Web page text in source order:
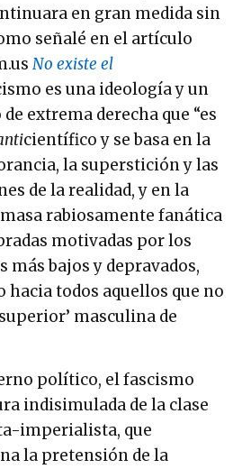
en gran medida sin
señalé en el artículo
No existe el
es una ideología y un
extrema derecha que “es
científico y se basa en la
la superstición y las
de la realidad, y en la
rabiosamente fanática
motivadas por los
bajos y depravados,
todos aquellos que no
masculina de
político, el fascismo
indisimulada de la clase
imperialista, que
la pretensión de la